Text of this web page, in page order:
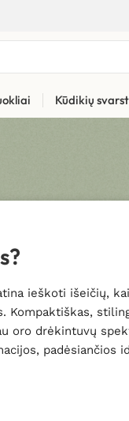
Kūdikių
ieškoti išeičių,
Kompaktiškas,
oro drėkintuvų
padėsiančios